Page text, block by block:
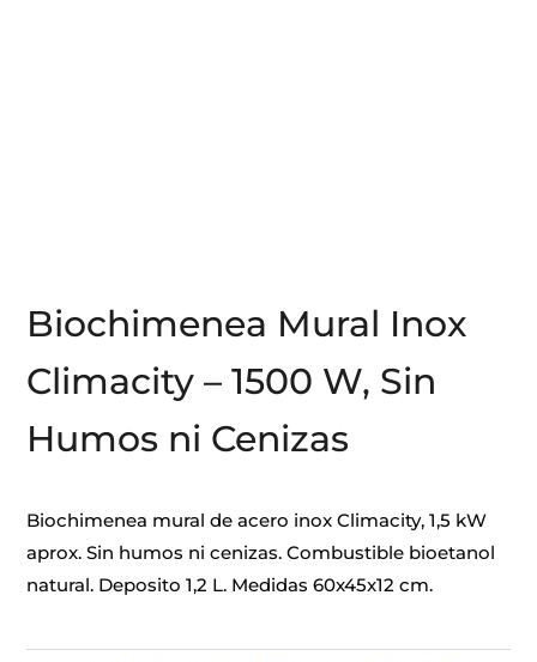
Biochimenea Mural Inox
Climacity – 1500 W, Sin
Humos ni Cenizas
Biochimenea mural de acero inox Climacity, 1,5 kW
aprox. Sin humos ni cenizas. Combustible bioetanol
natural. Deposito 1,2 L. Medidas 60x45x12 cm.